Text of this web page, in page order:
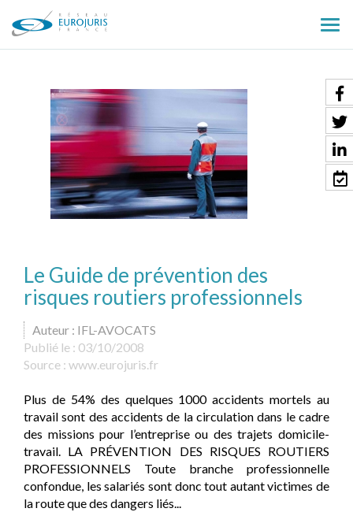
le
Le Guide de prévention des
risques routiers professionnels
Auteur : IFL-AVOCATS
Publié le : 03/10/2008
Source : www.eurojuris.fr
Plus de 54% des quelques 1000 accidents mortels au
travail sont des accidents de la circulation dans le cadre
des missions pour l’entreprise ou des trajets domicile-
travail. LA PRÉVENTION DES RISQUES ROUTIERS
PROFESSIONNELS Toute branche professionnelle
confondue, les salariés sont donc tout autant victimes de
la route que des dangers liés...